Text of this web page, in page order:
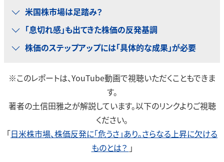
米国株市場は足踏み？
「息切れ感」も出てきた株価の反発基調
株価のステップアップには「具体的な成果」が必要
※このレポートは、YouTube動画で視聴いただくこともできま
す。
著者の土信田雅之が解説しています。以下のリンクよりご視聴
ください。
「日米株市場、株価反発に「危うさ」あり。さらなる上昇に欠ける
ものとは？ 」